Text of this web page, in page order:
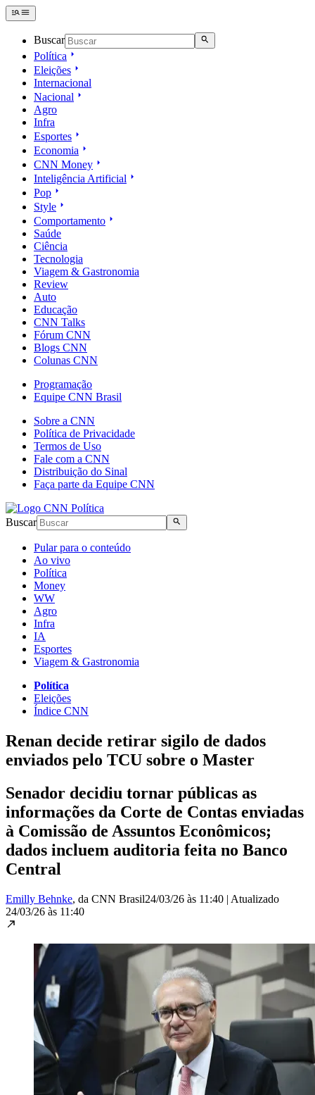
Buscar
Política
Eleições
Internacional
Nacional
Agro
Infra
Esportes
Economia
CNN Money
Inteligência Artificial
Pop
Style
Comportamento
Saúde
Ciência
Tecnologia
Viagem & Gastronomia
Review
Auto
Educação
CNN Talks
Fórum CNN
Blogs CNN
Colunas CNN
Programação
Equipe CNN Brasil
Sobre a CNN
Política de Privacidade
Termos de Uso
Fale com a CNN
Distribuição do Sinal
Faça parte da Equipe CNN
Buscar
Pular para o conteúdo
Ao vivo
Política
Money
WW
Agro
Infra
IA
Esportes
Viagem & Gastronomia
Política
Eleições
Índice CNN
Renan decide retirar sigilo de dados
enviados pelo TCU sobre o Master
Senador decidiu tornar públicas as
informações da Corte de Contas enviadas
à Comissão de Assuntos Econômicos;
dados incluem auditoria feita no Banco
Central
Emilly Behnke, da CNN Brasil24/03/26 às 11:40 | Atualizado
24/03/26 às 11:40